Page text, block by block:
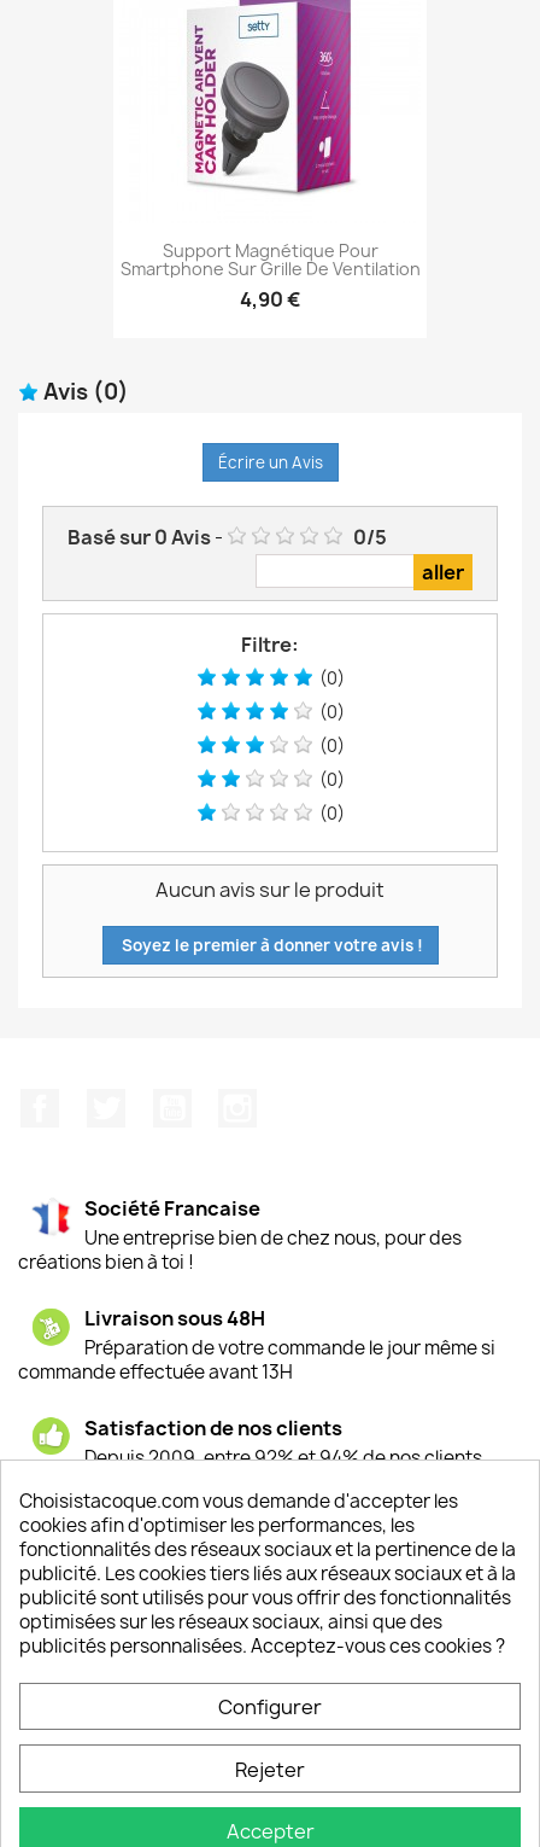
Support Magnétique Pour
Smartphone Sur Grille De Ventilation
4,90 €
Avis (0)
Écrire un Avis
Basé sur0Avis- 0/5
Filtre:
(0)
(0)
(0)
(0)
(0)
Aucun avis sur le produit
Soyez le premier à donner votre avis !
Société Francaise
Une entreprise bien de chez nous, pour des
créations bien à toi !
Livraison sous 48H
Préparation de votre commande le jour même si
commande effectuée avant 13H
Satisfaction de nos clients
Depuis 2009, entre 92% et 94% de nos clients
Un SAV à votre écoute
Notre SAV est disponible 6/7J de 10h à 18H
INFORMATIONS 
VOTRE COMPTE 
Choisistacoque.com vous demande d'accepter les
cookies afin d'optimiser les performances, les
fonctionnalités des réseaux sociaux et la pertinence de la
publicité. Les cookies tiers liés aux réseaux sociaux et à la
publicité sont utilisés pour vous offrir des fonctionnalités
optimisées sur les réseaux sociaux, ainsi que des
publicités personnalisées. Acceptez-vous ces cookies ?
Configurer
Rejeter
Accepter